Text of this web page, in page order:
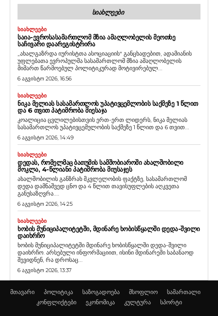
ᲡᲘᲐᲮᲚᲔᲔᲑᲘ
ᲡᲘᲐᲮᲚᲔᲔᲑᲘ
ᲡᲐᲘᲐ-ᲔᲕᲠᲝᲡᲐᲡᲐᲛᲐᲠᲗᲚᲝᲛ ᲛᲖᲘᲐ ᲐᲛᲐᲦᲚᲝᲑᲔᲚᲘᲡ ᲛᲔᲝᲗᲮᲔ
ᲡᲐᲩᲘᲕᲐᲠᲘ ᲓᲐᲐᲠᲔᲒᲘᲡᲢᲠᲘᲠᲐ
„ახალგაზრდა იურისტთა ასოციაციის“ განცხადებით, ადამიანის
უფლებათა ევროპულმა სასამართლომ მზია ამაღლობელის
მიმართ წარმოებულ პოლიტიკურად მოტივირებულ...
6 აგვისტო 2026, 16:56
ᲡᲘᲐᲮᲚᲔᲔᲑᲘ
ᲜᲘᲙᲐ ᲛᲔᲚᲘᲐᲡ ᲡᲐᲡᲐᲛᲐᲠᲗᲚᲝᲡ ᲣᲞᲐᲢᲘᲕᲪᲔᲛᲚᲝᲑᲘᲡ ᲡᲐᲥᲛᲔᲖᲔ 1 ᲬᲚᲘᲗ
ᲓᲐ 6 ᲗᲕᲘᲗ ᲞᲐᲢᲘᲛᲠᲝᲑᲐ ᲛᲘᲔᲡᲐᲯᲐ
კოალიცია ცვლილებისთვის ერთ-ერთ ლიდერს, ნიკა მელიას
სასამართლოს უპატივცემულობის საქმეზე 1 წლით და 6 თვით...
6 აგვისტო 2026, 14:49
ᲡᲘᲐᲮᲚᲔᲔᲑᲘ
ᲓᲔᲓᲐᲡ, ᲠᲝᲛᲔᲚᲛᲐᲪ ᲑᲐᲗᲣᲛᲘᲡ ᲡᲐᲛᲨᲝᲑᲘᲐᲠᲝᲨᲘ ᲐᲮᲐᲚᲨᲝᲑᲘᲚᲘ
ᲛᲝᲙᲚᲐ, 4-ᲬᲚᲘᲐᲜᲘ ᲞᲐᲢᲘᲛᲠᲝᲑᲐ ᲛᲘᲣᲡᲐᲯᲔᲡ
ახალშობილის განზრახ მკვლელობის ფაქტზე, სასამართლომ
დედა დამნაშვედ ცნო და 4 წლით თავისუფლების აღკვეთა
განუსაზღვრა....
6 აგვისტო 2026, 14:25
ᲡᲘᲐᲮᲚᲔᲔᲑᲘ
ᲮᲝᲑᲘᲡ ᲛᲣᲜᲘᲪᲘᲞᲐᲚᲘᲢᲔᲢᲨᲘ, ᲛᲓᲘᲜᲐᲠᲔ ᲮᲝᲑᲘᲡᲬᲧᲐᲚᲨᲘ ᲓᲔᲓᲐ-ᲨᲕᲘᲚᲘ
ᲓᲐᲘᲮᲠᲩᲝ
ხობის მუნიციპალიტეტში მდინარე ხობისწყალში დედა-შვილი
დაიხრჩო. არსებული ინფორმაციით, ისინი მდინარეში საბანაოდ
შევიდნენ, რა დროსაც...
6 აგვისტო 2026, 13:37
მთავარი პოლიტიკა საზოგადოება მსოფლიო
სამართალი
კონფლიქტები
ეკონომიკა კულტურა სპორტი